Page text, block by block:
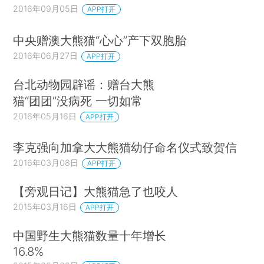
2016年09月05日 APP打开
中央赠澳大熊猫“心心”产下双胞胎
2016年06月27日 APP打开
台北动物园辟谣：赠台大熊
猫“团团”没病死 一切如常
2016年05月16日 APP打开
李克强向加拿大大熊猫幼仔命名仪式致贺信
2016年03月08日 APP打开
【旁观日记】大熊猫急了也咬人
2015年03月16日 APP打开
中国野生大熊猫数量十年增长
16.8%